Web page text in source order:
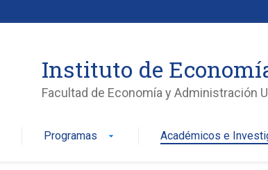
Instituto de
Facultad de Economía y Administración
Programas arrow_drop_down Académicos e